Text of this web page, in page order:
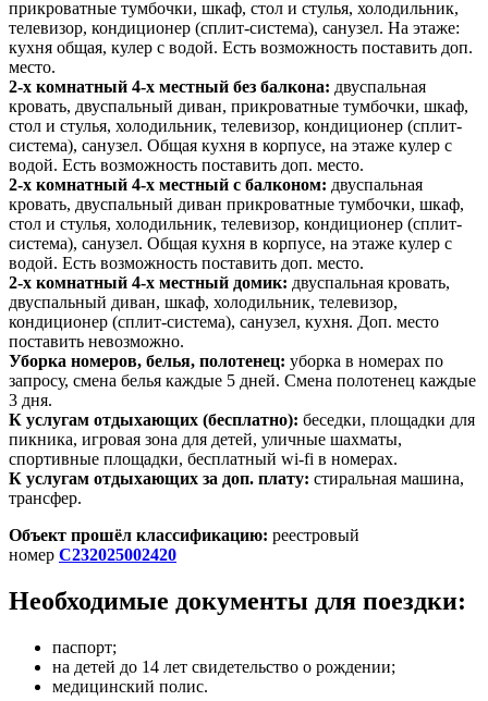
прикроватные тумбочки, шкаф, стол и стулья, холодильник,
телевизор, кондиционер (сплит-система), санузел. На этаже:
кухня общая, кулер с водой. Есть возможность поставить доп.
место.
2-х комнатный 4-х местный без балкона: двуспальная
кровать, двуспальный диван, прикроватные тумбочки, шкаф,
стол и стулья, холодильник, телевизор, кондиционер (сплит-
система), санузел. Общая кухня в корпусе, на этаже кулер с
водой. Есть возможность поставить доп. место.
2-х комнатный 4-х местный с балконом: двуспальная
кровать, двуспальный диван прикроватные тумбочки, шкаф,
стол и стулья, холодильник, телевизор, кондиционер (сплит-
система), санузел. Общая кухня в корпусе, на этаже кулер с
водой. Есть возможность поставить доп. место.
2-х комнатный 4-х местный домик: двуспальная кровать,
двуспальный диван, шкаф, холодильник, телевизор,
кондиционер (сплит-система), санузел, кухня. Доп. место
поставить невозможно.
Уборка номеров, белья, полотенец: уборка в номерах по
запросу, смена белья каждые 5 дней. Смена полотенец каждые
3 дня.
К услугам отдыхающих (бесплатно): беседки, площадки для
пикника, игровая зона для детей, уличные шахматы,
спортивные площадки, бесплатный wi-fi в номерах.
К услугам отдыхающих за доп. плату: стиральная машина,
трансфер.
Объект прошёл классификацию: реестровый
номер С232025002420
Необходимые документы для поездки:
паспорт;
на детей до 14 лет свидетельство о рождении;
медицинский полис.